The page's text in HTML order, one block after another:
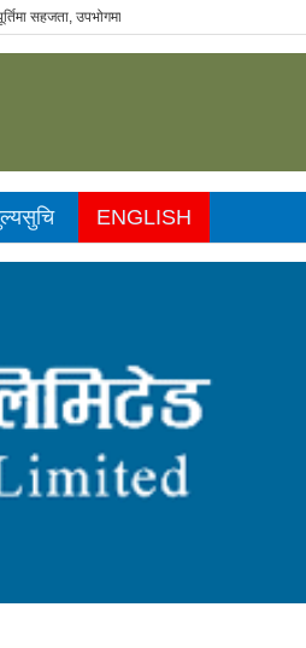
सहजता, उपभोगमा विवेकशीलता" - The Sustainable
ENGLISH